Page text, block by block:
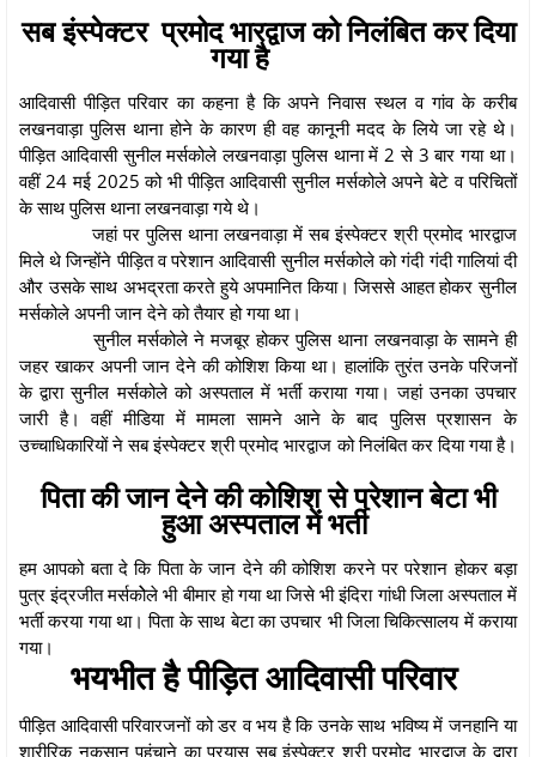
सब इंस्पेक्टर प्रमोद भारद्वाज को निलंबित कर दिया
गया है
आदिवासी पीड़ित परिवार का कहना है कि अपने निवास स्थल व गांव के करीब
लखनवाड़ा पुलिस थाना होने के कारण ही वह कानूनी मदद के लिये जा रहे थे।
पीड़ित आदिवासी सुनील मर्सकोले लखनवाड़ा पुलिस थाना में 2 से 3 बार गया था।
वहीं 24 मई 2025 को भी पीड़ित आदिवासी सुनील मर्सकोले अपने बेटे व परिचितों
के साथ पुलिस थाना लखनवाड़ा गये थे।
जहां पर पुलिस थाना लखनवाड़ा में सब इंस्पेक्टर श्री प्रमोद भारद्वाज
मिले थे जिन्होंने पीड़ित व परेशान आदिवासी सुनील मर्सकोले को गंदी गंदी गालियां दी
और उसके साथ अभद्रता करते हुये अपमानित किया। जिससे आहत होकर सुनील
मर्सकोले अपनी जान देने को तैयार हो गया था।
सुनील मर्सकोले ने मजबूर होकर पुलिस थाना लखनवाड़ा के सामने ही
जहर खाकर अपनी जान देने की कोशिश किया था। हालांकि तुरंत उनके परिजनों
के द्वारा सुनील मर्सकोले को अस्पताल में भर्ती कराया गया। जहां उनका उपचार
जारी है। वहीं मीडिया में मामला सामने आने के बाद पुलिस प्रशासन के
उच्चाधिकारियों ने सब इंस्पेक्टर श्री प्रमोद भारद्वाज को निलंबित कर दिया गया है।
पिता की जान देने की कोशिश से परेशान बेटा भी
हुआ अस्पताल में भर्ती
हम आपको बता दे कि पिता के जान देने की कोशिश करने पर परेशान होकर बड़ा
पुत्र इंद्रजीत मर्सकोेले भी बीमार हो गया था जिसे भी इंदिरा गांधी जिला अस्पताल में
भर्ती करया गया था। पिता के साथ बेटा का उपचार भी जिला चिकित्सालय में कराया
गया।
भयभीत है पीड़ित आदिवासी परिवार
पीड़ित आदिवासी परिवारजनों को डर व भय है कि उनके साथ भविष्य में जनहानि या
शारीरिक नुकसान पहुंचाने का प्रयास सब इंस्पेक्टर श्री प्रमोद भारद्वाज के द्वारा